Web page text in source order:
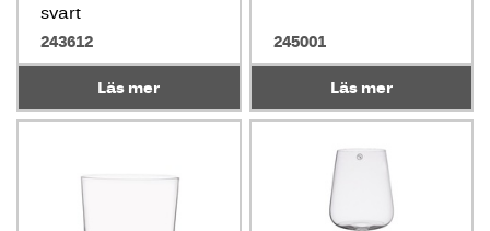
svart
243612
Läs mer
245001
Läs mer